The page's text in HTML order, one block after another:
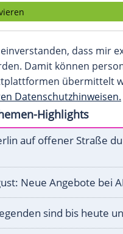
dass mir
Damit können
übermittelt
Datenschutzhinweisen.
Highlights
auf offener Straße
Neue Angebote bei
sind bis heute